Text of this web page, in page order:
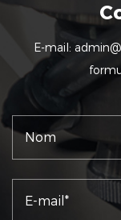
E-mail: